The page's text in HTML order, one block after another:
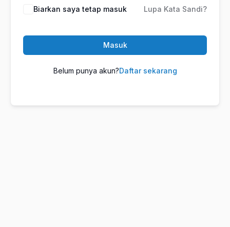
Biarkan saya tetap masuk Lupa Kata Sandi?
Masuk
Belum punya akun?Daftar sekarang